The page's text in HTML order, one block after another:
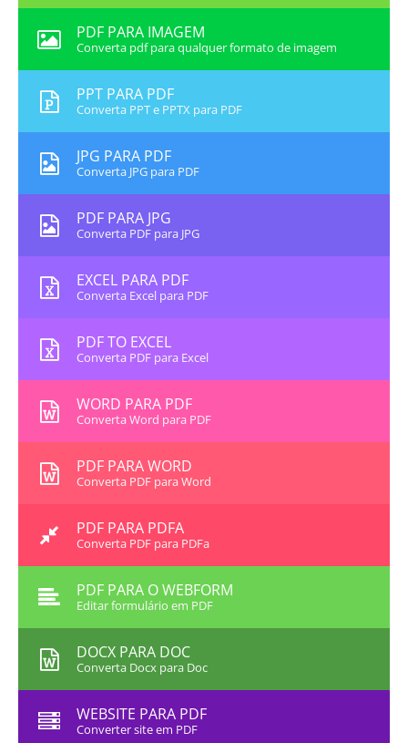
PDF PARA IMAGEM
Converta pdf para qualquer formato de imagem
PPT PARA PDF
Converta PPT e PPTX para PDF
JPG PARA PDF
Converta JPG para PDF
PDF PARA JPG
Converta PDF para JPG
EXCEL PARA PDF
Converta Excel para PDF
PDF TO EXCEL
Converta PDF para Excel
WORD PARA PDF
Converta Word para PDF
PDF PARA WORD
Converta PDF para Word
PDF PARA PDFA
Converta PDF para PDFa
PDF PARA O WEBFORM
Editar formulário em PDF
DOCX PARA DOC
Converta Docx para Doc
WEBSITE PARA PDF
Converter site em PDF